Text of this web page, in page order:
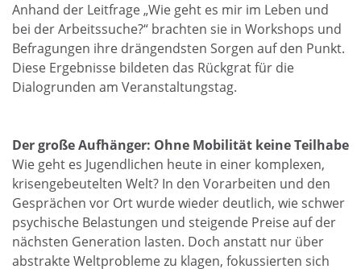
Anhand der Leitfrage „Wie geht es mir im Leben und
bei der Arbeitssuche?“ brachten sie in Workshops und
Befragungen ihre drängendsten Sorgen auf den Punkt.
Diese Ergebnisse bildeten das Rückgrat für die
Dialogrunden am Veranstaltungstag.
Der große Aufhänger: Ohne Mobilität keine Teilhabe
Wie geht es Jugendlichen heute in einer komplexen,
krisengebeutelten Welt? In den Vorarbeiten und den
Gesprächen vor Ort wurde wieder deutlich, wie schwer
psychische Belastungen und steigende Preise auf der
nächsten Generation lasten. Doch anstatt nur über
abstrakte Weltprobleme zu klagen, fokussierten sich